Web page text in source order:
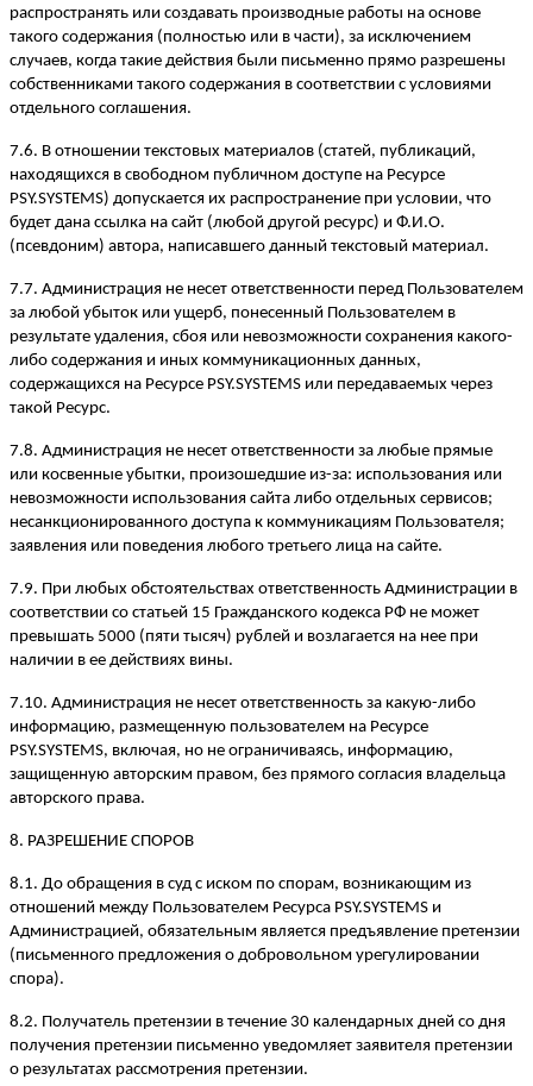
распространять или создавать производные работы на основе
такого содержания (полностью или в части), за исключением
случаев, когда такие действия были письменно прямо разрешены
собственниками такого содержания в соответствии с условиями
отдельного соглашения.
7.6. В отношении текстовых материалов (статей, публикаций,
находящихся в свободном публичном доступе на Ресурсе
PSY.SYSTEMS) допускается их распространение при условии, что
будет дана ссылка на сайт (любой другой ресурс) и Ф.И.О.
(псевдоним) автора, написавшего данный текстовый материал.
7.7. Администрация не несет ответственности перед Пользователем
за любой убыток или ущерб, понесенный Пользователем в
результате удаления, сбоя или невозможности сохранения какого-
либо содержания и иных коммуникационных данных,
содержащихся на Ресурсе PSY.SYSTEMS или передаваемых через
такой Ресурс.
7.8. Администрация не несет ответственности за любые прямые
или косвенные убытки, произошедшие из-за: использования или
невозможности использования сайта либо отдельных сервисов;
несанкционированного доступа к коммуникациям Пользователя;
заявления или поведения любого третьего лица на сайте.
7.9. При любых обстоятельствах ответственность Администрации в
соответствии со статьей 15 Гражданского кодекса РФ не может
превышать 5000 (пяти тысяч) рублей и возлагается на нее при
наличии в ее действиях вины.
7.10. Администрация не несет ответственность за какую-либо
информацию, размещенную пользователем на Ресурсе
PSY.SYSTEMS, включая, но не ограничиваясь, информацию,
защищенную авторским правом, без прямого согласия владельца
авторского права.
8. РАЗРЕШЕНИЕ СПОРОВ
8.1. До обращения в суд с иском по спорам, возникающим из
отношений между Пользователем Ресурса PSY.SYSTEMS и
Администрацией, обязательным является предъявление претензии
(письменного предложения о добровольном урегулировании
спора).
8.2. Получатель претензии в течение 30 календарных дней со дня
получения претензии письменно уведомляет заявителя претензии
о результатах рассмотрения претензии.